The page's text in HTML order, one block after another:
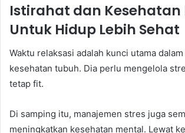
Istirahat dan Kesehatan
Untuk Hidup Lebih Sehat
Waktu relaksasi adalah kunci utama
kesehatan tubuh. Dia perlu mengelola
tetap fit.
Di samping itu, manajemen stres juga
meningkatkan kesehatan mental. Lewat